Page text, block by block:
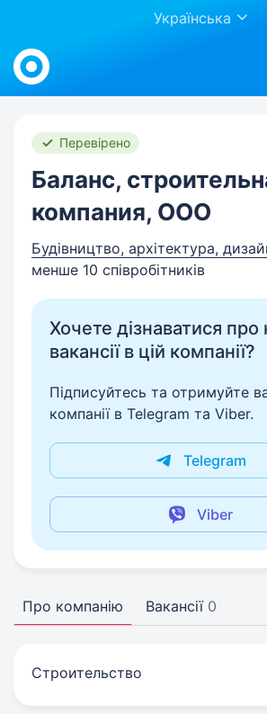
Українська
Work.ua
Перевірено
Баланс,
компания, ООО
Будівництво, архітектура,
менше 10 співробітників
Хочете дізнаватися про
вакансії в цій компанії?
Підписуйтесь та отримуйте
компанії в Telegram та Viber.
Telegram
Viber
Про компанію Вакансії 0
Строительство